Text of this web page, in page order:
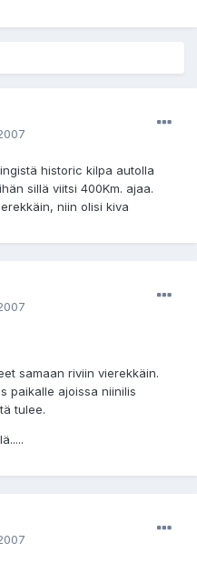
historic kilpa autolla
sillä viitsi 400Km. ajaa.
niin olisi kiva
samaan riviin vierekkäin.
paikalle ajoissa niinilis
tulee.